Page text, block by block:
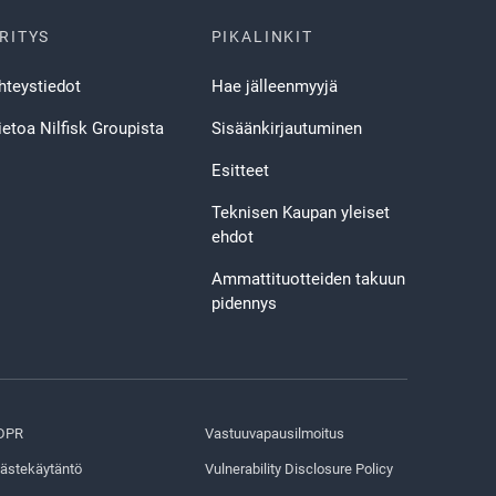
Nilfisk Groupista
PIKALINKIT
Hae jälleenmyyjä
Sisäänkirjautuminen
Esitteet
Teknisen Kaupan yleiset
ehdot
Ammattituotteiden takuun
pidennys
Vastuuvapausilmoitus
Vulnerability Disclosure Policy